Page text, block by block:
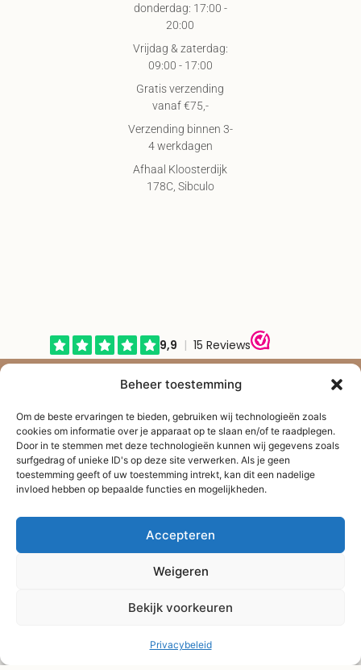
Beheer toestemming
Om de beste ervaringen te bieden, gebruiken wij technologieën zoals
cookies om informatie over je apparaat op te slaan en/of te raadplegen.
Door in te stemmen met deze technologieën kunnen wij gegevens zoals
surfgedrag of unieke ID's op deze site verwerken. Als je geen
toestemming geeft of uw toestemming intrekt, kan dit een nadelige
invloed hebben op bepaalde functies en mogelijkheden.
Accepteren
Weigeren
Bekijk voorkeuren
Privacybeleid
donderdag: 17:00 -
20:00
Vrijdag & zaterdag:
09:00 - 17:00
Gratis verzending
vanaf €75,-
Verzending binnen 3-
4 werkdagen
Afhaal Kloosterdijk
178C, Sibculo
© Shape2you All Rights Reserved.